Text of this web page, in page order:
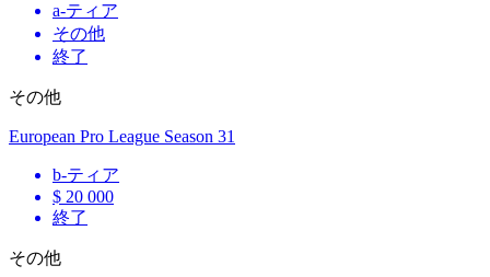
a-ティア
その他
終了
その他
European Pro League Season 31
b-ティア
$ 20 000
終了
その他